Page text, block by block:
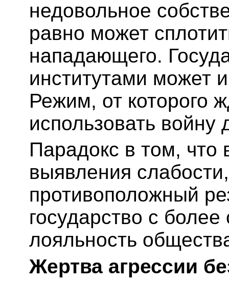
недовольное
равно может
нападающего.
институтами может
Режим, от которого
использовать войну
Парадокс в том,
выявления
противоположный
государство с
лояльность
Жертва агрессии